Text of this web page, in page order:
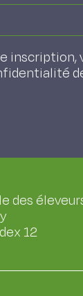
inscription,
des
12